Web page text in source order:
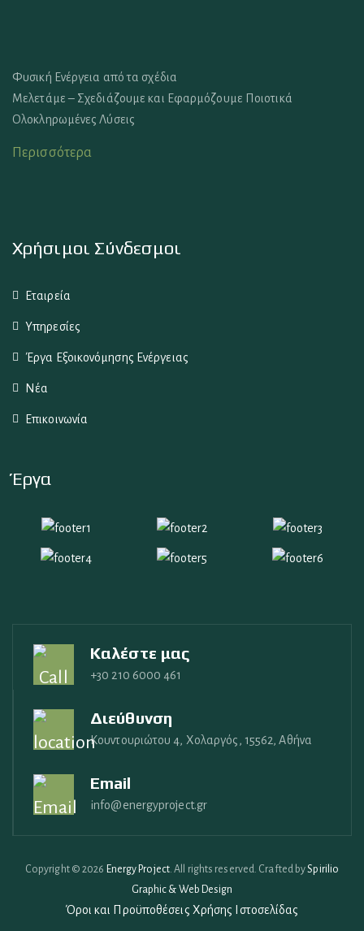
Φυσική Ενέργεια από τα σχέδια
Μελετάμε – Σχεδιάζουμε και Εφαρμόζουμε Ποιοτικά
Ολοκληρωμένες Λύσεις
Περισσότερα
Χρήσιμοι Σύνδεσμοι
Εταιρεία
Υπηρεσίες
Έργα Εξοικονόμησης Ενέργειας
Νέα
Επικοινωνία
Έργα
Καλέστε μας
+30 210 6000 461
Διεύθυνση
Κουντουριώτου 4, Χολαργός, 15562, Αθήνα
Email
info@energyproject.gr
Copyright © 2026 Energy Project. All rights reserved. Crafted bySpirilio
Graphic & Web Design
Όροι και Προϋποθέσεις Χρήσης Ιστοσελίδας